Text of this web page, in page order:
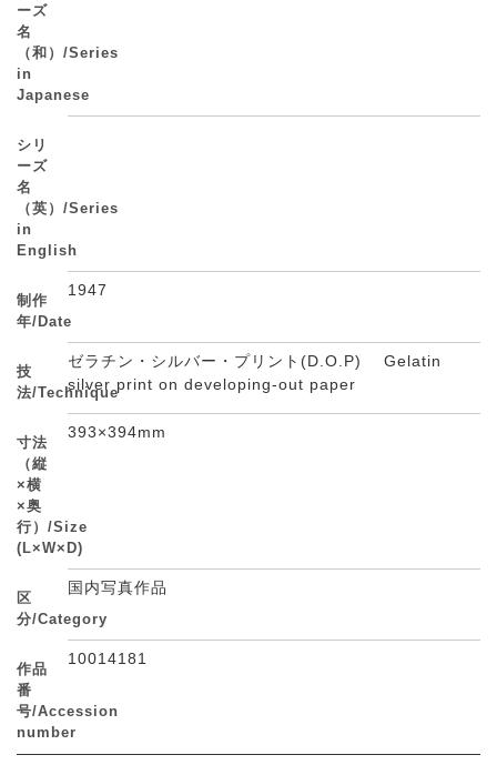
ーズ
名
（和）/Series
in
Japanese
シリ
ーズ
名
（英）/Series
in
English
制作
年/Date
1947
技
法/Technique
ゼラチン・シルバー・プリント(D.O.P) Gelatin
silver print on developing-out paper
寸法
（縦
×横
×奥
行）/Size
(L×W×D)
393×394mm
区
分/Category
国内写真作品
作品
番
号/Accession
number
10014181